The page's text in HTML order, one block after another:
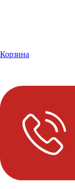
Корзина